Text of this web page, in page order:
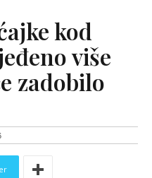
kod
više
zadobilo